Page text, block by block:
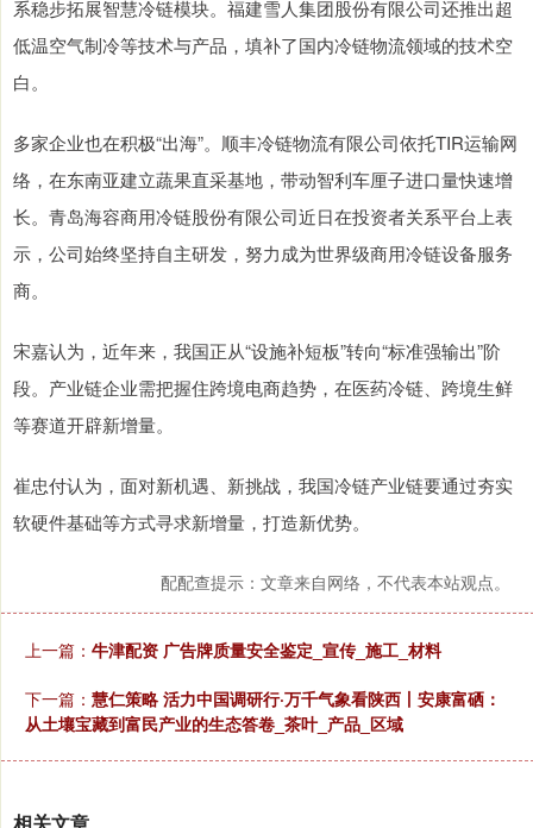
系稳步拓展智慧冷链模块。福建雪人集团股份有限公司还推出超
低温空气制冷等技术与产品，填补了国内冷链物流领域的技术空
白。
多家企业也在积极“出海”。顺丰冷链物流有限公司依托TIR运输网
络，在东南亚建立蔬果直采基地，带动智利车厘子进口量快速增
长。青岛海容商用冷链股份有限公司近日在投资者关系平台上表
示，公司始终坚持自主研发，努力成为世界级商用冷链设备服务
商。
宋嘉认为，近年来，我国正从“设施补短板”转向“标准强输出”阶
段。产业链企业需把握住跨境电商趋势，在医药冷链、跨境生鲜
等赛道开辟新增量。
崔忠付认为，面对新机遇、新挑战，我国冷链产业链要通过夯实
软硬件基础等方式寻求新增量，打造新优势。
配配查提示：文章来自网络，不代表本站观点。
上一篇： 牛津配资 广告牌质量安全鉴定_宣传_施工_材料
下一篇： 慧仁策略 活力中国调研行·万千气象看陕西丨安康富硒：
从土壤宝藏到富民产业的生态答卷_茶叶_产品_区域